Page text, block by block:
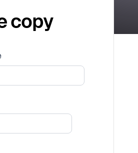
copy